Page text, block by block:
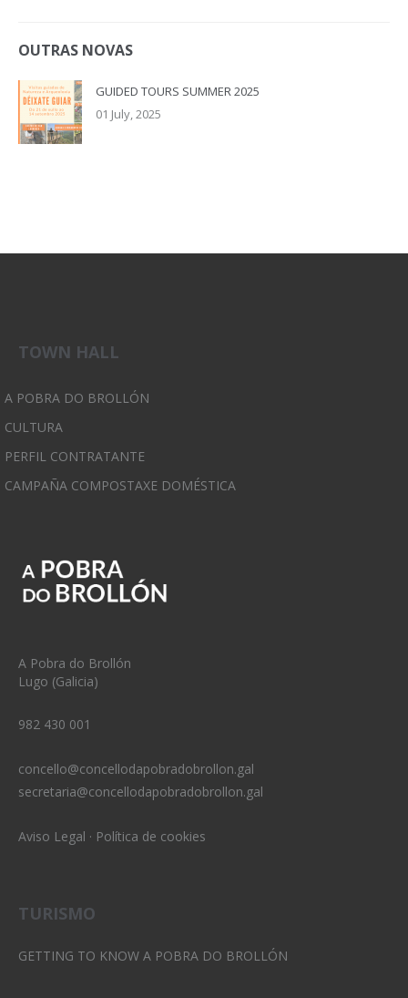
OUTRAS NOVAS
GUIDED TOURS SUMMER 2025
01 July, 2025
TOWN HALL
A POBRA DO BROLLÓN
CULTURA
PERFIL CONTRATANTE
CAMPAÑA COMPOSTAXE DOMÉSTICA
A Pobra do Brollón
Lugo (Galicia)
982 430 001
concello@concellodapobradobrollon.gal
secretaria@concellodapobradobrollon.gal
Aviso Legal · Política de cookies
TURISMO
GETTING TO KNOW A POBRA DO BROLLÓN